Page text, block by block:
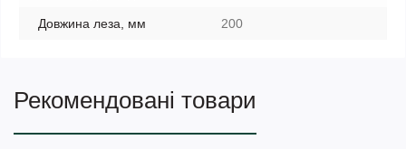
Довжина леза, мм 200
Рекомендовані товари